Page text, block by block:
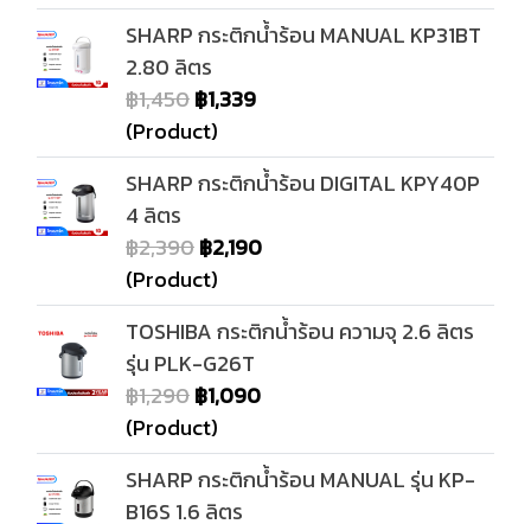
SHARP กระติกน้ำร้อน MANUAL KP31BT
2.80 ลิตร
฿1,450฿1,339
(Product)
SHARP กระติกน้ำร้อน DIGITAL KPY40P
4 ลิตร
฿2,390฿2,190
(Product)
TOSHIBA กระติกน้ำร้อน ความจุ 2.6 ลิตร
รุ่น PLK-G26T
฿1,290฿1,090
(Product)
SHARP กระติกน้ำร้อน MANUAL รุ่น KP-
B16S 1.6 ลิตร